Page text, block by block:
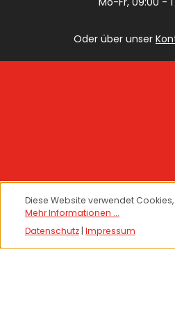
Oder über unser
Diese Website verwendet
Mehr Informationen ...
Datenschutz | Impressum